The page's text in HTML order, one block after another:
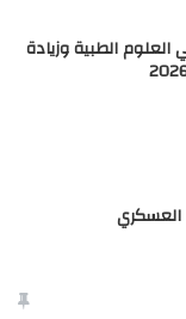
الطبية وزيادة
العسكري